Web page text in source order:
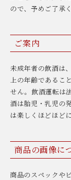
ので、予めご了承
ご案内
未成年者の飲酒は
上の年齢であるこ
せん。飲酒運転は
酒は胎児・乳児の
は楽しくほどほどに
商品の画像に
商品のスペックや